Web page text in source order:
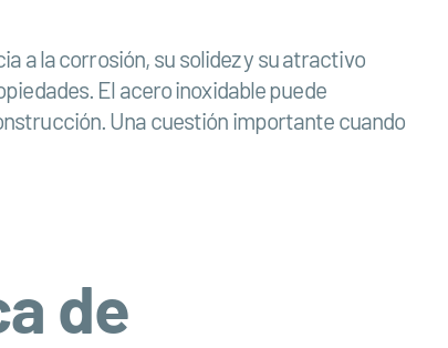
a la corrosión, su solidez y su atractivo
El acero inoxidable puede
Una cuestión importante cuando
de